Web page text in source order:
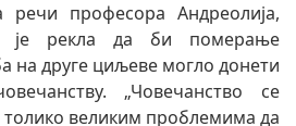
речи професора Андреолија,
је рекла да би померање
на друге циљеве могло донети
„Човечанство се
толико великим проблемима да